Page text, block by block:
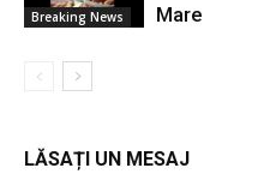
Breaking News
Mare
LĂSAȚI UN MESAJ